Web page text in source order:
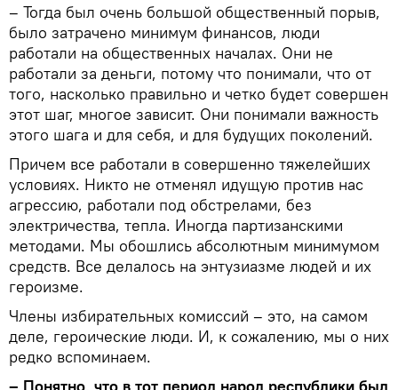
– Тогда был очень большой общественный порыв,
было затрачено минимум финансов, люди
работали на общественных началах. Они не
работали за деньги, потому что понимали, что от
того, насколько правильно и четко будет совершен
этот шаг, многое зависит. Они понимали важность
этого шага и для себя, и для будущих поколений.
Причем все работали в совершенно тяжелейших
условиях. Никто не отменял идущую против нас
агрессию, работали под обстрелами, без
электричества, тепла. Иногда партизанскими
методами. Мы обошлись абсолютным минимумом
средств. Все делалось на энтузиазме людей и их
героизме.
Члены избирательных комиссий – это, на самом
деле, героические люди. И, к сожалению, мы о них
редко вспоминаем.